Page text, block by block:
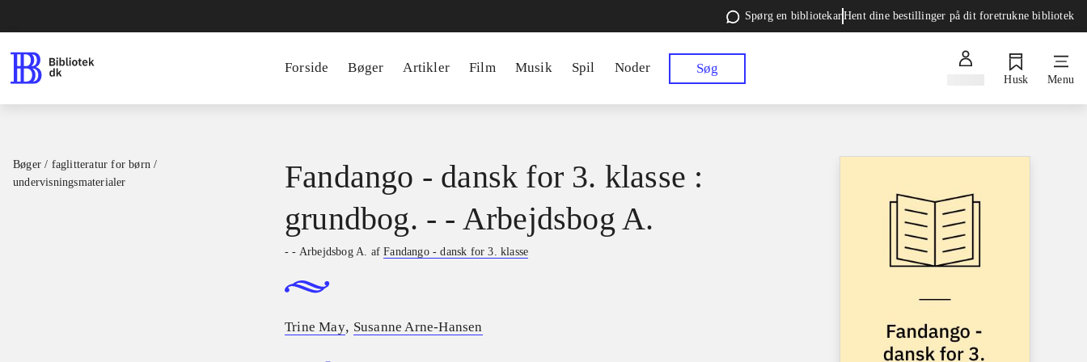
Spørg en bibliotekarHent dine bestillinger på dit foretrukne bibliotek
Forside Bøger Artikler Film Musik Spil Noder Søg
Husk Menu
Bøger / faglitteratur for børn /
undervisningsmaterialer
Fandango - dansk for 3. klasse :
grundbog. - - Arbejdsbog A.
- - Arbejdsbog A. afFandango - dansk for 3. klasse
Trine May, Susanne Arne-Hansen